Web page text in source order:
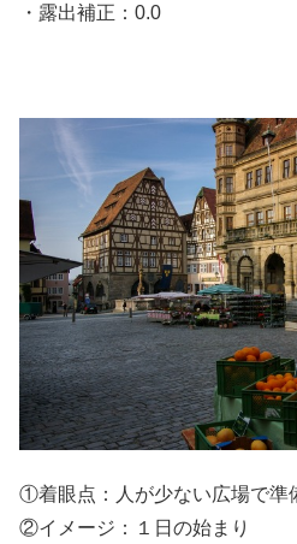
・露出補正：0.0
①着眼点：人が少ない広場で準
②イメージ：１日の始まり